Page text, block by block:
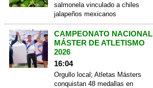
salmonela vinculado a chiles
jalapeños mexicanos
CAMPEONATO NACIONAL
MÁSTER DE ATLETISMO
2026
16:04
Orgullo local; Atletas Másters
conquistan 48 medallas en